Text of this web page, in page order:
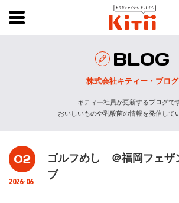
BLOG
株式会社キティー・ブログ
キティー社員が更新するブログです
おいしいものや乳酸菌の情報を発信して
02
2026-06
ゴルフめし ＠福岡フェザ
ブ